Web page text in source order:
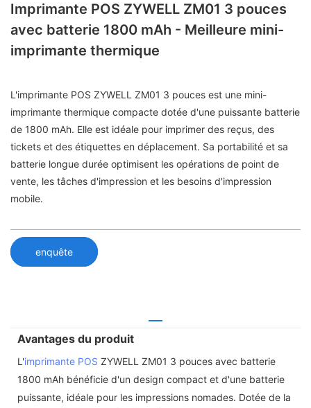
Imprimante POS ZYWELL ZM01 3 pouces
avec batterie 1800 mAh - Meilleure mini-
imprimante thermique
L'imprimante POS ZYWELL ZM01 3 pouces est une mini-
imprimante thermique compacte dotée d'une puissante batterie
de 1800 mAh. Elle est idéale pour imprimer des reçus, des
tickets et des étiquettes en déplacement. Sa portabilité et sa
batterie longue durée optimisent les opérations de point de
vente, les tâches d'impression et les besoins d'impression
mobile.
enquête
Avantages du produit
L'imprimante POS ZYWELL ZM01 3 pouces avec batterie
1800 mAh bénéficie d'un design compact et d'une batterie
puissante, idéale pour les impressions nomades. Dotée de la